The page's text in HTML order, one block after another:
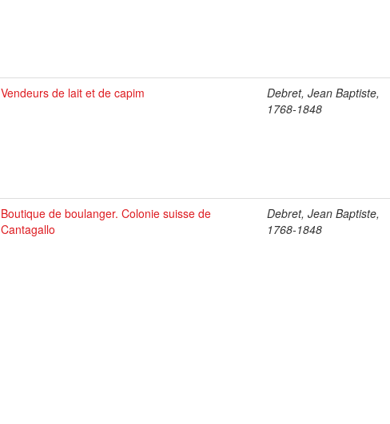
Vendeurs de lait et de capim
Debret, Jean Baptiste,
1768-1848
Boutique de boulanger. Colonie suisse de
Cantagallo
Debret, Jean Baptiste,
1768-1848